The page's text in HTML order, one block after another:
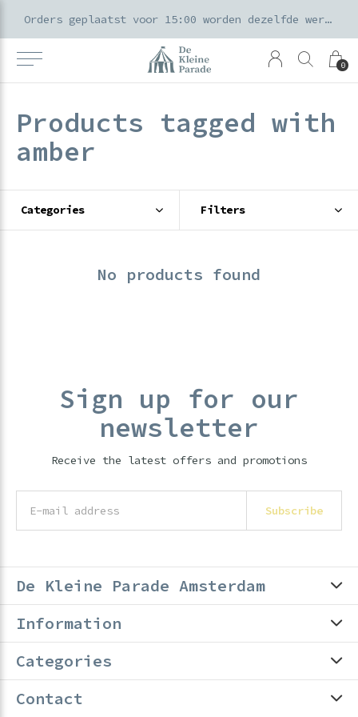
0
Orders geplaatst voor 15:00 worden dezelfde werkdag verzonden
Products tagged with
amber
Categories Filters
No products found
Sign up for our
newsletter
Receive the latest offers and promotions
Subscribe
De Kleine Parade Amsterdam
Information
Categories
Contact